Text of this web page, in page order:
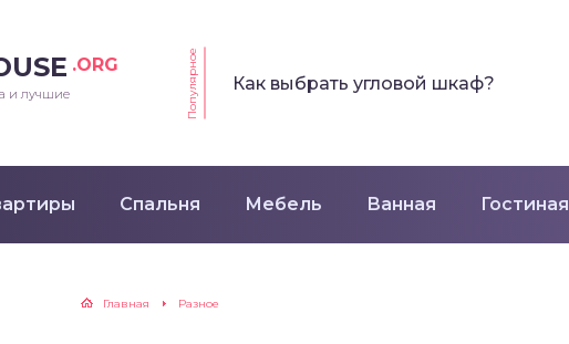
.ORG
и лучшие
Популярное Как выбрать угловой шкаф?
Спальня Мебель Ванная Гостиная
Главная Разное